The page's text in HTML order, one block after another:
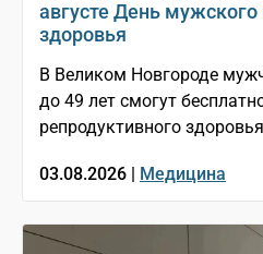
августе День
здоровья
В Великом Новгороде
до 49 лет смогут
репродуктивного здоровья
03.08.2026 | Медицина